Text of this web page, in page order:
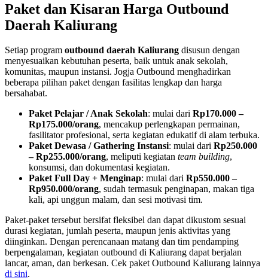
Paket dan Kisaran Harga Outbound
Daerah Kaliurang
Setiap program outbound daerah Kaliurang disusun dengan
menyesuaikan kebutuhan peserta, baik untuk anak sekolah,
komunitas, maupun instansi. Jogja Outbound menghadirkan
beberapa pilihan paket dengan fasilitas lengkap dan harga
bersahabat.
Paket Pelajar / Anak Sekolah: mulai dari Rp170.000 –
Rp175.000/orang, mencakup perlengkapan permainan,
fasilitator profesional, serta kegiatan edukatif di alam terbuka.
Paket Dewasa / Gathering Instansi: mulai dari Rp250.000
– Rp255.000/orang, meliputi kegiatan team building,
konsumsi, dan dokumentasi kegiatan.
Paket Full Day + Menginap: mulai dari Rp550.000 –
Rp950.000/orang, sudah termasuk penginapan, makan tiga
kali, api unggun malam, dan sesi motivasi tim.
Paket-paket tersebut bersifat fleksibel dan dapat dikustom sesuai
durasi kegiatan, jumlah peserta, maupun jenis aktivitas yang
diinginkan. Dengan perencanaan matang dan tim pendamping
berpengalaman, kegiatan outbound di Kaliurang dapat berjalan
lancar, aman, dan berkesan. Cek paket Outbound Kaliurang lainnya
di sini.